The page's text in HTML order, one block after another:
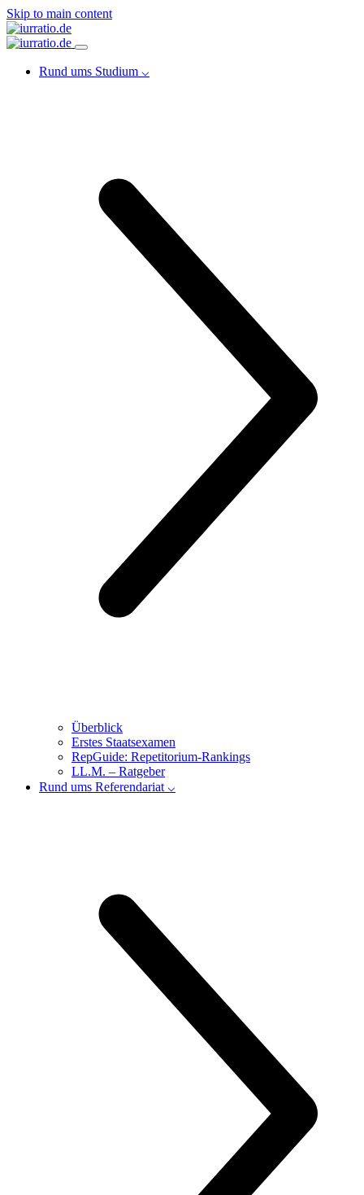
Skip to main content
Rund ums Studium ⌵
Überblick
Erstes Staatsexamen
RepGuide: Repetitorium-Rankings
LL.M. – Ratgeber
Rund ums Referendariat ⌵